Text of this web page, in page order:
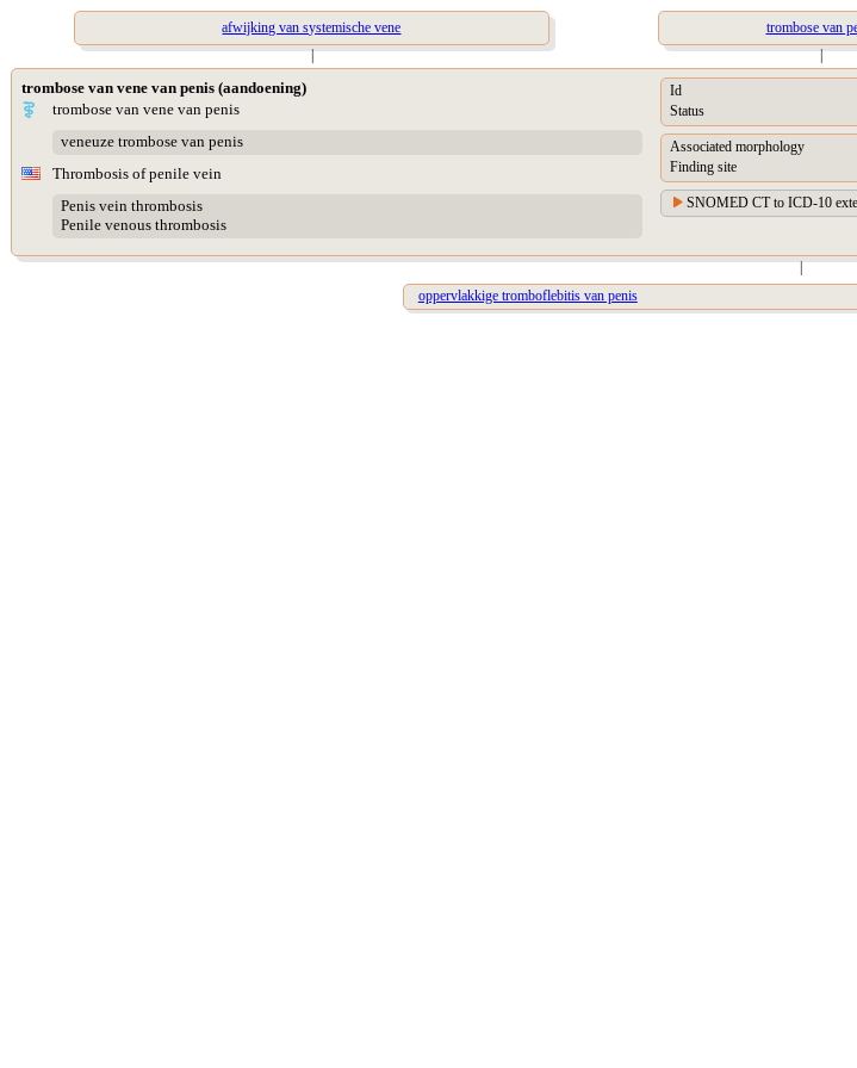
afwijking van systemische vene trombose van
|
|
trombose van vene van penis (aandoening)
trombose van vene van penis
veneuze trombose van penis
Thrombosis of penile vein
Penis vein thrombosis
Penile venous thrombosis
Id
Status
Associated morphology
Finding site
SNOMED CT to ICD-10
|
oppervlakkige tromboflebitis van penis